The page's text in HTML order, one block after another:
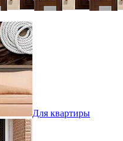
Для квартиры